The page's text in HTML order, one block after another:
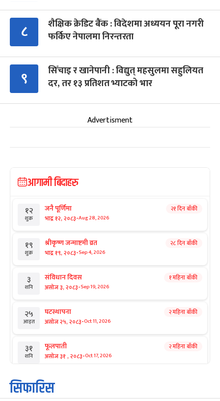
८
शैक्षिक क्रेडिट बैंक : विदेशमा अध्ययन पूरा नगरी
फर्किए नेपालमा निरन्तरता
९
सिँचाइ र खानेपानी : विद्युत् महसुलमा सहुलियत
दर, तर १३ प्रतिशत भ्याटको भार
Advertisment
आगामी बिदाहरु
१२
शुक्र
जनै पूर्णिमा
भाद्र १२, २०८३-Aug 28, 2026
२१ दिन बाँकी
१९
शुक्र
श्रीकृष्ण जन्माष्टमी व्रत
भाद्र १९, २०८३-Sep 4, 2026
२८ दिन बाँकी
३
शनि
संविधान दिवस
असोज ३, २०८३-Sep 19, 2026
१ महिना बाँकी
२५
आइत
घटस्थापना
असोज २५, २०८३-Oct 11, 2026
२ महिना बाँकी
३१
शनि
फूलपाती
असोज ३१ , २०८३-Oct 17, 2026
२ महिना बाँकी
१
आइत
कार्तिक सङ्क्रान्ति
कार्तिक १, २०८३
सिफारिस